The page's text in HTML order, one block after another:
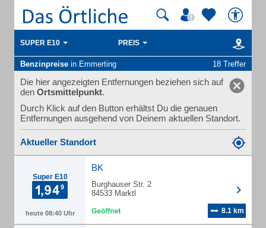
SUPER E10 PREIS
Benzinpreise in Emmerting 18 Treffer
Die hier angezeigten Entfernungen beziehen sich auf
den Ortsmittelpunkt.
Durch Klick auf den Button erhältst Du die genauen
Entfernungen ausgehend von Deinem aktuellen Standort.
Aktueller Standort
Super E10
heute 08:40 Uhr
BK
Burghauser Str. 2
84533 Marktl
8.1 km